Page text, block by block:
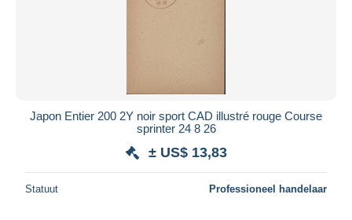
Japon Entier 200 2Y noir sport CAD illustré rouge Course
sprinter 24 8 26
± US$ 13,83
Statuut Professioneel handelaar